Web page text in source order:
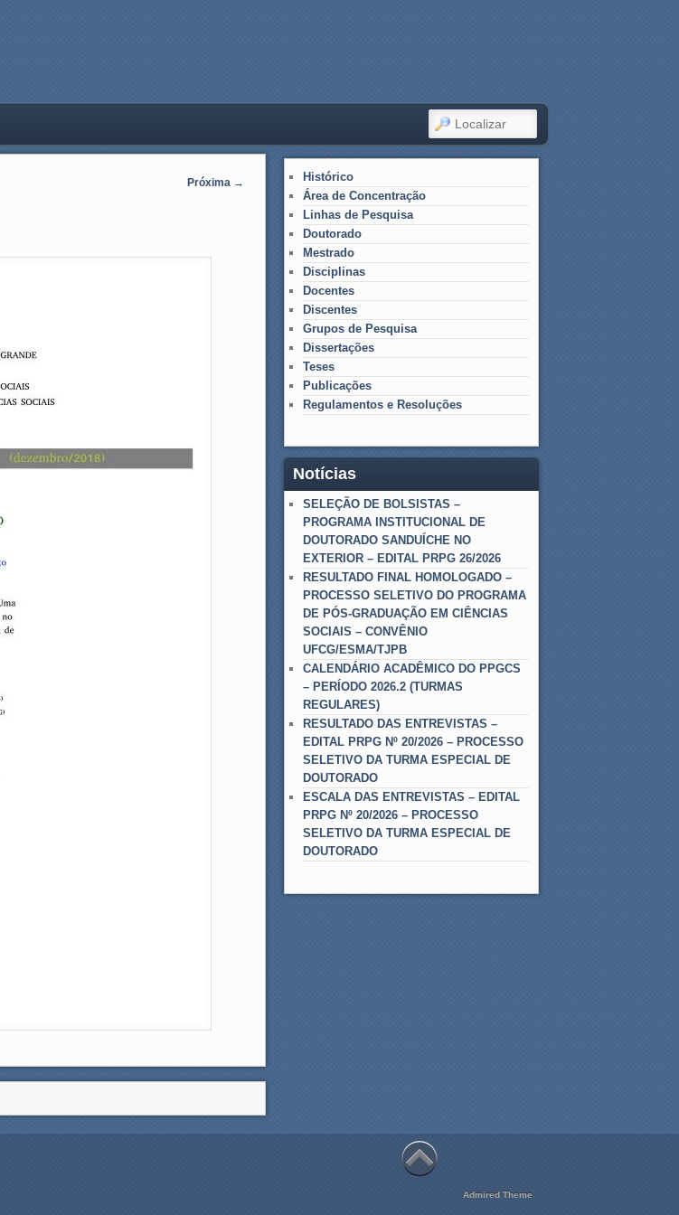
LOCALIZAR
Próxima →
Histórico
Área de Concentração
Linhas de Pesquisa
Doutorado
Mestrado
Disciplinas
Docentes
Discentes
Grupos de Pesquisa
Dissertações
Teses
Publicações
Regulamentos e Resoluções
Notícias
SELEÇÃO DE BOLSISTAS –
PROGRAMA INSTITUCIONAL DE
DOUTORADO SANDUÍCHE NO
EXTERIOR – EDITAL PRPG 26/2026
RESULTADO FINAL HOMOLOGADO –
PROCESSO SELETIVO DO PROGRAMA
DE PÓS-GRADUAÇÃO EM CIÊNCIAS
SOCIAIS – CONVÊNIO
UFCG/ESMA/TJPB
CALENDÁRIO ACADÊMICO DO PPGCS
– PERÍODO 2026.2 (TURMAS
REGULARES)
RESULTADO DAS ENTREVISTAS –
EDITAL PRPG Nº 20/2026 – PROCESSO
SELETIVO DA TURMA ESPECIAL DE
DOUTORADO
ESCALA DAS ENTREVISTAS – EDITAL
PRPG Nº 20/2026 – PROCESSO
SELETIVO DA TURMA ESPECIAL DE
DOUTORADO
Admired Theme